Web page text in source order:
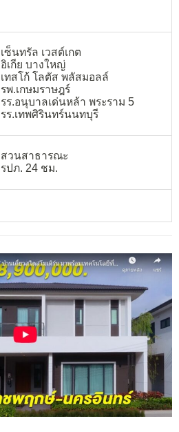
เซ็นทรัล เวสต์เกต
อิเกีย บางใหญ่
เทสโก้ โลตัส พลัสมอลล์
รพ.เกษมราษฎร์
รร.อนุบาลเด่นหล้า พระราม 5
รร.เทพศิรินทร์นนทบุรี
สวนสาธารณะ
รปภ. 24 ชม.